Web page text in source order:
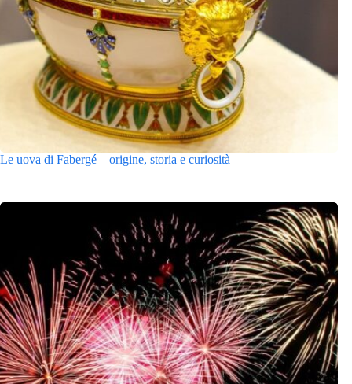
Le uova di Fabergé – origine, storia e curiosità